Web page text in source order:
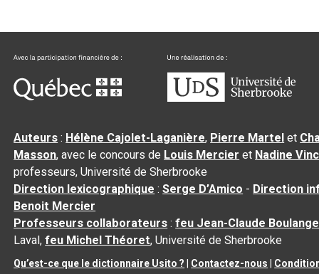
Auteurs : Hélène Cajolet-Laganière, Pierre Martel et
Masson, avec le concours de Louis Mercier et Nadine
professeurs, Université de Sherbrooke
Direction lexicographique :Serge D’Amico - Direction
Benoit Mercier
Professeurs collaborateurs :feu Jean-Claude
Laval,feu Michel Théoret, Université de Sherbrooke
Qu’est-ce que le dictionnaire Usito ? Contactez-nous